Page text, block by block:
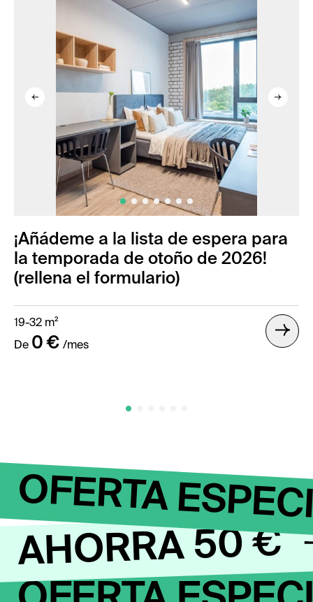
¡Añádeme a la lista de espera para
la temporada de otoño de 2026!
(rellena el formulario)
19-32 m²
De 0 € /mes
OFERTA
AHORRA 50 €